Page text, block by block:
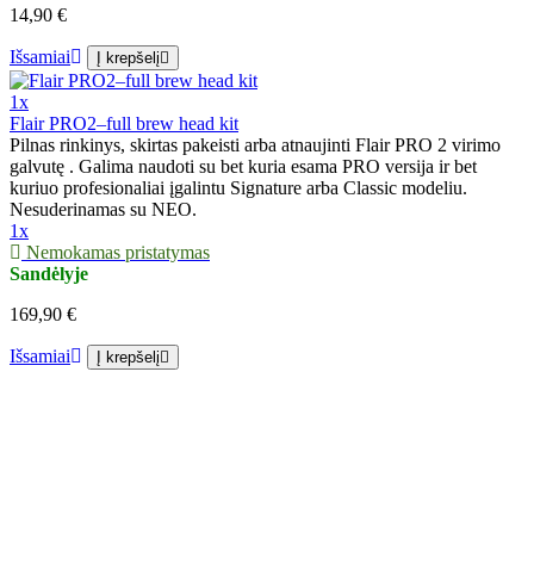
14,90 €
Išsamiai Į krepšelį
1x
Flair PRO2–full brew head kit
Pilnas rinkinys, skirtas pakeisti arba atnaujinti Flair PRO 2 virimo
galvutę . Galima naudoti su bet kuria esama PRO versija ir bet
kuriuo profesionaliai įgalintu Signature arba Classic modeliu.
Nesuderinamas su NEO.
1x
Nemokamas pristatymas
Sandėlyje
169,90 €
Išsamiai Į krepšelį